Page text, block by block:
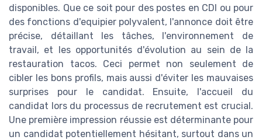
disponibles. Que ce soit pour des postes en CDI ou pour
des fonctions d'equipier polyvalent, l'annonce doit être
précise, détaillant les tâches, l'environnement de
travail, et les opportunités d'évolution au sein de la
restauration tacos. Ceci permet non seulement de
cibler les bons profils, mais aussi d'éviter les mauvaises
surprises pour le candidat. Ensuite, l'accueil du
candidat lors du processus de recrutement est crucial.
Une première impression réussie est déterminante pour
un candidat potentiellement hésitant, surtout dans un